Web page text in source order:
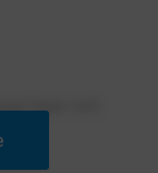
tjejer och